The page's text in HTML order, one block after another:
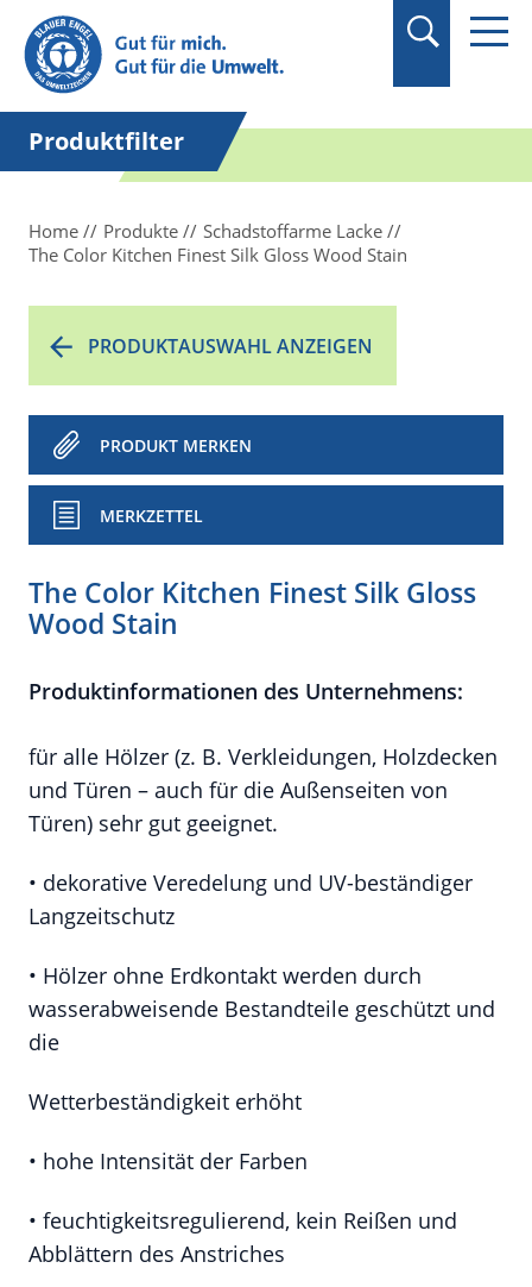
Suchbegriff in
Anführungszeichen
setzen.
Produktfilter
Home Produkte
Schadstoffarme Lacke
The Color Kitchen Finest Silk Gloss Wood Stain
PRODUKTAUSWAHL ANZEIGEN
PRODUKT MERKEN
MERKZETTEL
The Color Kitchen Finest Silk Gloss
Wood Stain
Produktinformationen des Unternehmens:
für alle Hölzer (z. B. Verkleidungen, Holzdecken
und Türen – auch für die Außenseiten von
Türen) sehr gut geeignet.
• dekorative Veredelung und UV-beständiger
Langzeitschutz
• Hölzer ohne Erdkontakt werden durch
wasserabweisende Bestandteile geschützt und
die
Wetterbeständigkeit erhöht
• hohe Intensität der Farben
• feuchtigkeitsregulierend, kein Reißen und
Abblättern des Anstriches